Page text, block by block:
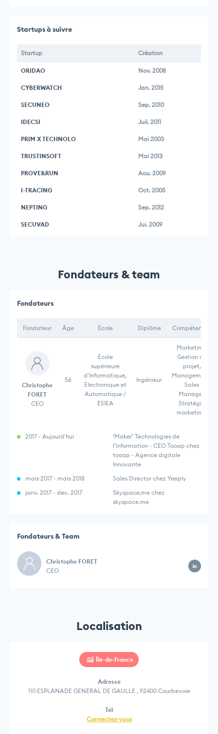
Startups à suivre
Startup Création
ORIDAO Nov. 2008
CYBERWATCH Jan. 2015
SECUNEO Sep. 2010
IDECSI Juil. 2011
PRIM X TECHNOLO Mai 2003
TRUSTINSOFT Mai 2013
PROVE&RUN Aou. 2009
I-TRACING Oct. 2005
NEPTING Sep. 2012
SECUVAD Jui. 2009
Fondateurs & team
Fondateurs
Fondateur Âge École Diplôme Compétences
Christophe
FORET
CEO
56
Ecole
supérieure
d'Informatique,
Electronique et
Automatique /
ESIEA
Ingénieur
Marketing,
Gestion de
projet,
Management,
Sales
Manager,
Stratégie
marketing,
2017 - Aujourd'hui
‘Maker’ Technologies de
l’information - CEO Tooap chez
tooap - Agence digitale
Innovante
mars 2017 - mars 2018
Sales Director chez Yeeply
janv. 2017 - dec. 2017
Skyspace.me chez
skyspace.me
Fondateurs & Team
Christophe FORET
CEO
Localisation
Île-de-France
Adresse
110 ESPLANADE GENERAL DE GAULLE , 92400 Courbevoie
Tél
Connectez-vous